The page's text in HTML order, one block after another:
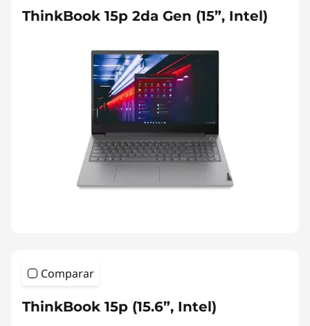
ThinkBook 15p 2da Gen (15”, Intel)
Comparar
ThinkBook 15p (15.6”, Intel)